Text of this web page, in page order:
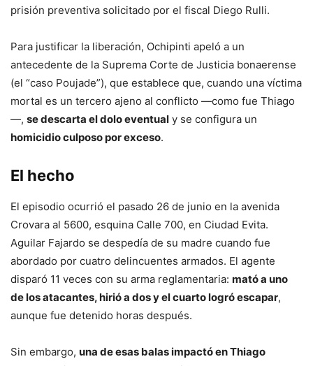
prisión preventiva solicitado por el fiscal Diego Rulli.
Para justificar la liberación, Ochipinti apeló a un
antecedente de la Suprema Corte de Justicia bonaerense
(el “caso Poujade”), que establece que, cuando una víctima
mortal es un tercero ajeno al conflicto —como fue Thiago
—, se descarta el dolo eventual y se configura un
homicidio culposo por exceso.
El hecho
El episodio ocurrió el pasado 26 de junio en la avenida
Crovara al 5600, esquina Calle 700, en Ciudad Evita.
Aguilar Fajardo se despedía de su madre cuando fue
abordado por cuatro delincuentes armados. El agente
disparó 11 veces con su arma reglamentaria: mató a uno
de los atacantes, hirió a dos y el cuarto logró escapar,
aunque fue detenido horas después.
Sin embargo, una de esas balas impactó en Thiago